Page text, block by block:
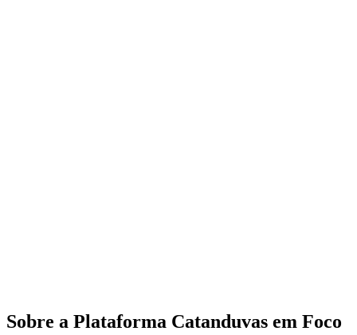
Sobre a Plataforma Catanduvas em Foco